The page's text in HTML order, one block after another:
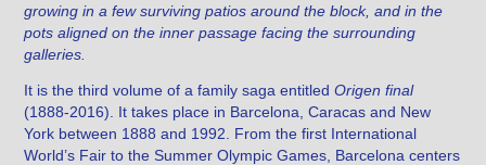
growing in a few surviving patios around the block, and in the
pots aligned on the inner passage facing the surrounding
galleries.
It is the third volume of a family saga entitledOrigen final
(1888-2016). It takes place in Barcelona, Caracas and New
York between 1888 and 1992. From the first International
World’s Fair to the Summer Olympic Games, Barcelona centers